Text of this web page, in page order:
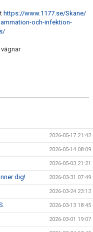
https://www.1177.se/Skane/
och-infektion-
2026-05-17 21:42
2026-05-14 08:09
2026-05-03 21:21
dig! 2026-03-31 07:49
2026-03-24 23:12
2026-03-13 18:45
2026-03-01 19:07